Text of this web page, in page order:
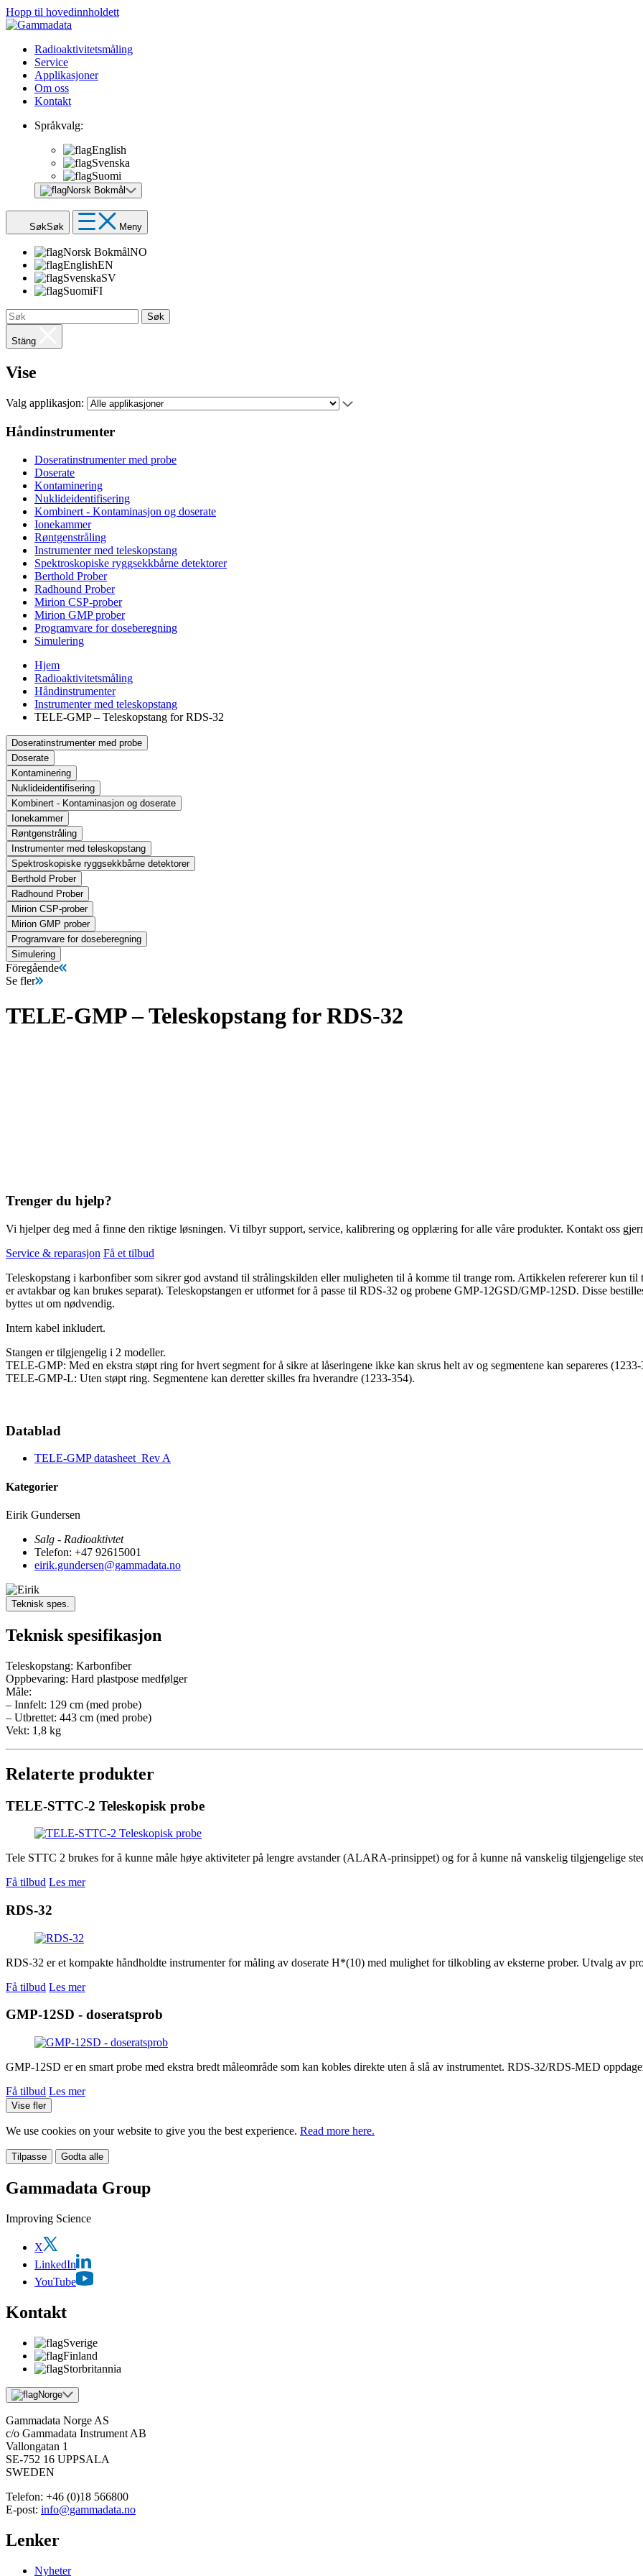
Hopp til hovedinnholdett
Radioaktivitetsmåling
Service
Applikasjoner
Om oss
Kontakt
Språkvalg:
English
Svenska
Suomi
Norsk Bokmål
SøkSøk Meny
Norsk BokmålNO
EnglishEN
SvenskaSV
SuomiFI
Søk
Stäng
Vise
Valg applikasjon:
Håndinstrumenter
Doseratinstrumenter med probe
Doserate
Kontaminering
Nuklideidentifisering
Kombinert - Kontaminasjon og doserate
Ionekammer
Røntgenstråling
Instrumenter med teleskopstang
Spektroskopiske ryggsekkbårne detektorer
Berthold Prober
Radhound Prober
Mirion CSP-prober
Mirion GMP prober
Programvare for doseberegning
Simulering
Hjem
Radioaktivitetsmåling
Håndinstrumenter
Instrumenter med teleskopstang
TELE-GMP – Teleskopstang for RDS-32
Doseratinstrumenter med probe
Doserate
Kontaminering
Nuklideidentifisering
Kombinert - Kontaminasjon og doserate
Ionekammer
Røntgenstråling
Instrumenter med teleskopstang
Spektroskopiske ryggsekkbårne detektorer
Berthold Prober
Radhound Prober
Mirion CSP-prober
Mirion GMP prober
Programvare for doseberegning
Simulering
Föregående
Se fler
TELE-GMP – Teleskopstang for RDS-32
Trenger du hjelp?
Vi hjelper deg med å finne den riktige løsningen. Vi tilbyr support, service, kalibrering og opplæring for alle våre produkter. Kontakt oss
Service & reparasjon Få et tilbud
Teleskopstang i karbonfiber som sikrer god avstand til strålingskilden eller muligheten til å komme til trange rom. Artikkelen refererer kun til
er avtakbar og kan brukes separat). Teleskopstangen er utformet for å passe til RDS-32 og probene GMP-12GSD/GMP-12SD. Disse
byttes ut om nødvendig.
Intern kabel inkludert.
Stangen er tilgjengelig i 2 modeller.
TELE-GMP: Med en ekstra støpt ring for hvert segment for å sikre at låseringene ikke kan skrus helt av og segmentene kan separeres (1233-
TELE-GMP-L: Uten støpt ring. Segmentene kan deretter skilles fra hverandre (1233-354).
Datablad
TELE-GMP datasheet_Rev A
Kategorier
Eirik Gundersen
Salg - Radioaktivtet
Telefon: +47 92615001
eirik.gundersen@gammadata.no
Teknisk spes.
Teknisk spesifikasjon
Teleskopstang: Karbonfiber
Oppbevaring: Hard plastpose medfølger
Måle:
– Innfelt: 129 cm (med probe)
– Utbrettet: 443 cm (med probe)
Vekt: 1,8 kg
Relaterte produkter
TELE-STTC-2 Teleskopisk probe
Tele STTC 2 brukes for å kunne måle høye aktiviteter på lengre avstander (ALARA-prinsippet) og for å kunne nå vanskelig tilgjengelige
Få tilbud Les mer
RDS-32
RDS-32 er et kompakte håndholdte instrumenter for måling av doserate H*(10) med mulighet for tilkobling av eksterne prober. Utvalg av
Få tilbud Les mer
GMP-12SD - doseratsprob
GMP-12SD er en smart probe med ekstra bredt måleområde som kan kobles direkte uten å slå av instrumentet. RDS-32/RDS-MED
Få tilbud Les mer
Vise fler
We use cookies on your website to give you the best experience. Read more here.
Tilpasse Godta alle
Gammadata Group
Improving Science
X
LinkedIn
YouTube
Kontakt
Sverige
Finland
Storbritannia
Norge
Gammadata Norge AS
c/o Gammadata Instrument AB
Vallongatan 1
SE-752 16 UPPSALA
SWEDEN
Telefon: +46 (0)18 566800
E-post: info@gammadata.no
Lenker
Nyheter